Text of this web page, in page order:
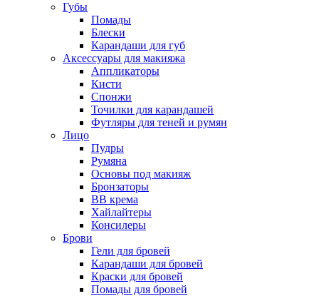
Губы
Помады
Блески
Карандаши для губ
Аксессуары для макияжа
Аппликаторы
Кисти
Спонжи
Точилки для карандашей
Футляры для теней и румян
Лицо
Пудры
Румяна
Основы под макияж
Бронзаторы
BB крема
Хайлайтеры
Консилеры
Брови
Гели для бровей
Карандаши для бровей
Краски для бровей
Помады для бровей